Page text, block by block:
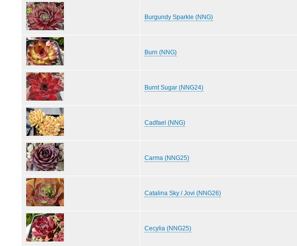
Burgundy Sparkle (NNG)
Burn (NNG)
Burnt Sugar (NNG24)
Cadfael (NNG)
Carma (NNG25)
Catalina Sky / Jovi (NNG26)
Cecylia (NNG25)